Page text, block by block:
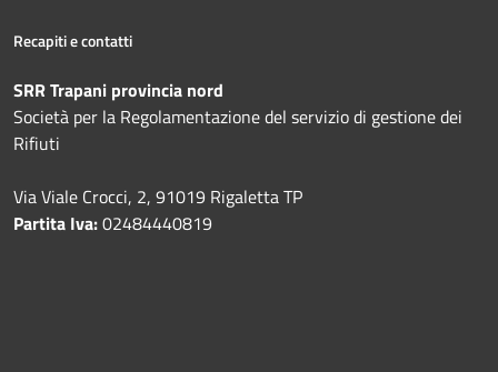
Recapiti e contatti
SRR Trapani provincia nord
Società per la Regolamentazione del servizio di gestione dei
Rifiuti
Via Viale Crocci, 2, 91019 Rigaletta TP
Partita Iva:02484440819